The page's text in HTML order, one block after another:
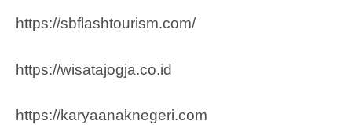
https://sbflashtourism.com/
https://wisatajogja.co.id
https://karyaanaknegeri.com